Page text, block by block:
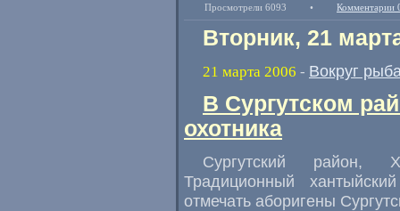
Просмотрели 6093 • Комментарии
Вторник, 21
21 марта 2006 - Вокруг
В Сургутском
охотника
Сургутский район,
Традиционный
отмечать аборигены